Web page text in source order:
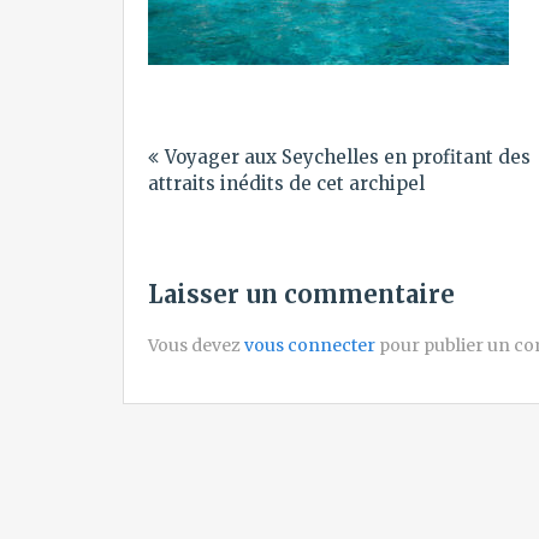
deVoyager aux Seychelles en profitant des
attraits inédits de cet archipel
Laisser un commentaire
Vous devezvous connecter pour publier un